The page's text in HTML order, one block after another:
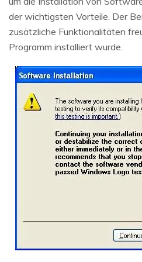
der wichtigsten Vorteile. Der
zusätzliche Funktionalitäten
Programm installiert wurde.